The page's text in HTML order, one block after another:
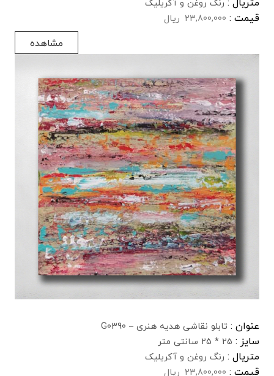
قیمت : 23,800,000 ریال
مشاهده
عنوان : تابلو نقاشی هدیه هنری – G0390
سایز : 25 * 25 سانتی متر
متریال : رنگ روغن و آکریلیک
قیمت : 23,800,000 ریال